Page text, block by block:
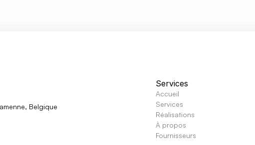
Belgique
Services
Accueil
Services
Réalisations
À propos
Fournisseurs